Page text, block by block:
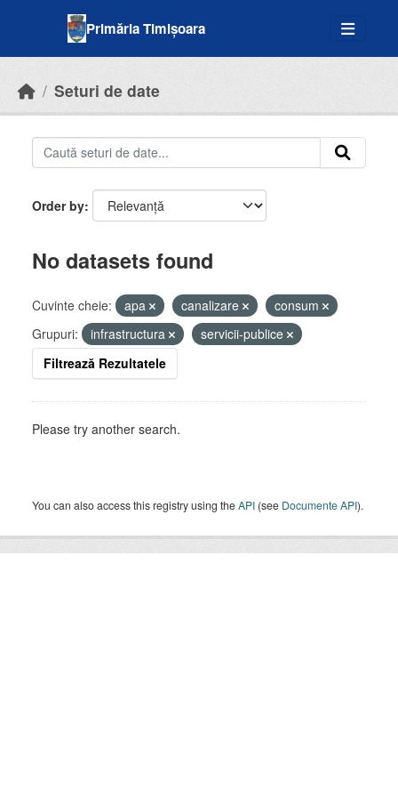
Primăria Timișoara
Seturi de date
Order by
No datasets found
Cuvinte cheie: apa canalizare
consum
Grupuri:
infrastructura
servicii-publice
Filtrează Rezultatele
Please try another search.
You can also access this registry using theAPI (see Documente API).